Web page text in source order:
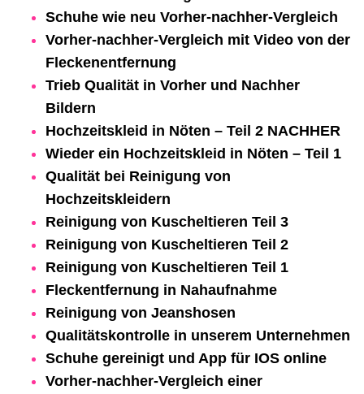
Schuhe wie neu Vorher-nachher-Vergleich
Vorher-nachher-Vergleich mit Video von der
Fleckenentfernung
Trieb Qualität in Vorher und Nachher
Bildern
Hochzeitskleid in Nöten – Teil 2 NACHHER
Wieder ein Hochzeitskleid in Nöten – Teil 1
Qualität bei Reinigung von
Hochzeitskleidern
Reinigung von Kuscheltieren Teil 3
Reinigung von Kuscheltieren Teil 2
Reinigung von Kuscheltieren Teil 1
Fleckentfernung in Nahaufnahme
Reinigung von Jeanshosen
Qualitätskontrolle in unserem Unternehmen
Schuhe gereinigt und App für IOS online
Vorher-nachher-Vergleich einer